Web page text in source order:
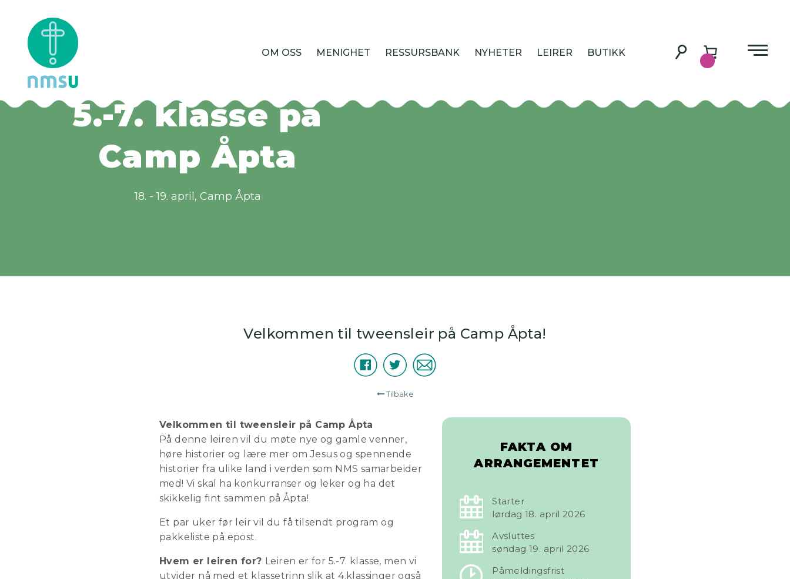
BUTIKK
LEIRER
NYHETER
RESSURSBANK
MENIGHET
OM OSS
Tweensleir for
5.-7. klasse på
Camp Åpta
18. - 19. april Camp Åpta
Velkommen til tweensleir på Camp Åpta!
Del
FacebookTwitterE-
post
Tilbake
FAKTA OM
ARRANGEMENTET
Starter
lørdag 18. april 2026
Avsluttes
søndag 19. april 2026
Påmeldingsfrist
Velkommen til tweensleir på Camp Åpta
På denne leiren vil du møte nye og gamle venner,
høre historier og lære mer om Jesus og spennende
historier fra ulike land i verden som NMS samarbeider
med! Vi skal ha konkurranser og leker og ha det
skikkelig fint sammen på Åpta!
Et par uker før leir vil du få tilsendt program og
pakkeliste på epost.
Hvem er leiren for? Leiren er for 5.-7. klasse, men vi
utvider nå med et klassetrinn slik at 4.klassinger også